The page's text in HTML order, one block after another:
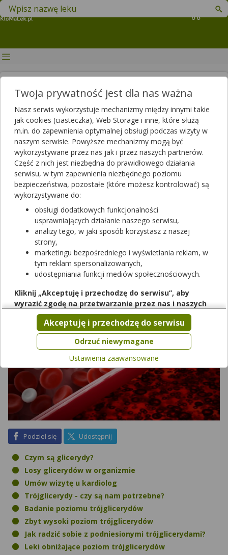
Koszyk
Znajdź lek w swojej okolicy
Czym są glicerydy? Czym grozi
podwyższony poziom
trójglicerydów?
Publikacja: 2020-01-23 12:23 Aktualizacja: 2025-06-03 14:20
oznaczanych w profilu lipidowym. Często ich poziom jest
ignorowany przez pacjentów, czy to z powodu niewiedzy, czy
też większego zainteresowania bardziej znanym i
rozpoznawalnym cholesterolem. Czym więc są tajemnicze
trójglicerydy? Czym grozi ich podwyższony poziom we krwi?
Autor
Podziel sięna FacebookUdostępnij
Artykuł rekomendowany przez:
magister farmacji Bartłomiej Łuczyński
Czym są glicerydy?
Losy glicerydów w organizmie
Umów wizytę u kardiolog
Trójglicerydy - czy są nam potrzebne?
Badanie poziomu trójglicerydów
Zbyt wysoki poziom trójglicerydów
Jak radzić sobie z podniesionymi trójglicerydami?
Leki obniżające poziom trójglicerydów
Twoja prywatność jest dla nas ważna
Nasz serwis wykorzystuje mechanizmy między innymi takie
jak cookies (ciasteczka), Web Storage i inne, które służą
m.in. do zapewnienia optymalnej obsługi podczas wizyty w
naszym serwisie. Powyższe mechanizmy mogą być
wykorzystywane przez nas jak i przez naszych partnerów.
Część z nich jest niezbędna do prawidłowego działania
serwisu, w tym zapewnienia niezbędnego poziomu
bezpieczeństwa, pozostałe (które możesz kontrolować) są
wykorzystywane do:
obsługi dodatkowych funkcjonalności
usprawniających działanie naszego serwisu,
analizy tego, w jaki sposób korzystasz z naszej
strony,
marketingu bezpośredniego i wyświetlania reklam, w
tym reklam spersonalizowanych,
udostępniania funkcji mediów społecznościowych.
Kliknij „Akceptuję i przechodzę do serwisu”, aby
wyrazić zgodę na przetwarzanie przez nas i naszych
partnerów Twoich danych w powyższych celach.
Pamiętaj, że wyrażenie zgody jest dobrowolne, a wyrażoną
zgodę możesz w każdej chwili cofnąć, możesz też wycofać
zgodę na przetwarzanie Twoich danych tylko w niektórych
celach. Jeżeli chcesz dowiedzieć się więcej lub chcesz
przeprowadzić konfigurację szczegółową, to możesz tego
dokonać za pomocą „Ustawień zaawansowanych”.
Więcej informacji na temat wykorzystywania narzędzi
zewnętrznych w naszym serwisie znajdziesz wRegulaminie
Serwisu.
Odrzuć niewymagane
Akceptuję i przechodzę do serwisu
Ustawienia zaawansowane